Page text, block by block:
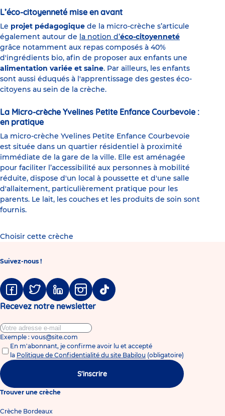
L’éco-citoyenneté mise en avant
Le projet pédagogique de la micro-crèche s’articule
également autour de la notion d’éco-citoyenneté
grâce notamment aux repas composés à 40%
d'ingrédients bio, afin de proposer aux enfants une
alimentation variée et saine. Par ailleurs, les enfants
sont aussi éduqués à l'apprentissage des gestes éco-
citoyens au sein de la crèche.
La Micro-crèche Yvelines Petite Enfance Courbevoie :
en pratique
La micro-crèche Yvelines Petite Enfance Courbevoie
est située dans un quartier résidentiel à proximité
immédiate de la gare de la ville. Elle est aménagée
pour faciliter l’accessibilité aux personnes à mobilité
réduite, dispose d'un local à poussette et d'une salle
d'allaitement, particulièrement pratique pour les
parents. Le lait, les couches et les produits de soin sont
fournis.
Choisir cette crèche
Suivez-nous !
FacebookTwitter LinkedinInstagramTiktok
Recevez notre newsletter
Exemple : vous@site.com
En m'abonnant, je confirme avoir lu et accepté
la Politique de Confidentialité du site Babilou (obligatoire)
S'inscrire
Trouver une crèche
Crèche Bordeaux